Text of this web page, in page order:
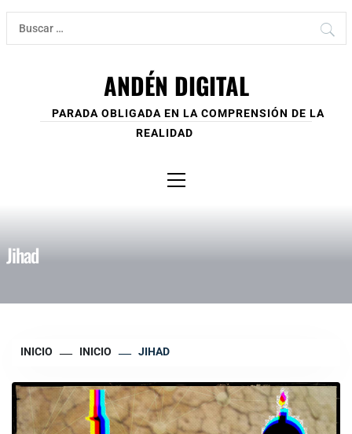
Ir
contenido
Buscar:
ANDÉN DIGITAL
PARADA OBLIGADA EN LA COMPRENSIÓN DE LA
REALIDAD
principal
Jihad
INICIO INICIO JIHAD